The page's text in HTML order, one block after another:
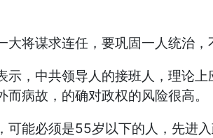
谋求连任，要巩固一人统治，
中共领导人的接班人，理论上
病故，的确对政权的风险很高。
能必须是55岁以下的人，先进